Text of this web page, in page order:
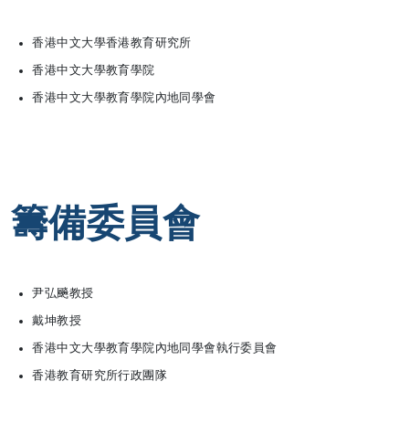
香港中文大學香港教育研究所
香港中文大學教育學院
香港中文大學教育學院內地同學會
籌備委員會
尹弘飈教授
戴坤教授
香港中文大學教育學院內地同學會執行委員會
香港教育研究所行政團隊